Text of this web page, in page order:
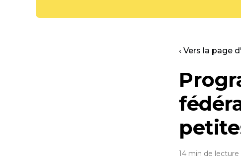
‹ Vers la page
14 min de lecture